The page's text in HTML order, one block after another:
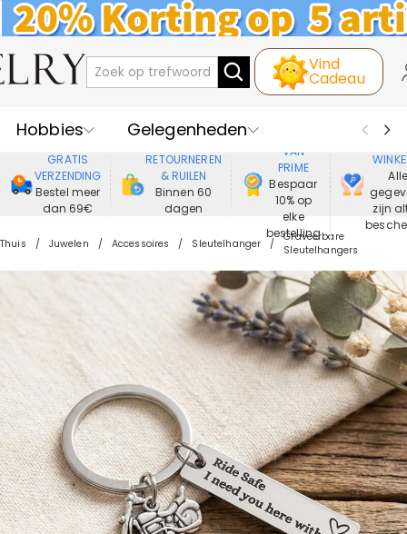
Vind
Cadeau
Hobbies
Gelegenheden
Recipienten
Best Verkochte
Nieuwe
Juwelen
Wonen&Leven
Kleding
GRATIS
VERZENDING
Bestel meer
dan 69€
RETOURNEREN
& RUILEN
Binnen 60
dagen
VAN
PRIME
Bespaar
10% op
elke
bestelling
Alle
zijn
Thuis Juwelen Accessoires Sleutelhanger
Graveerbare
Sleutelhangers